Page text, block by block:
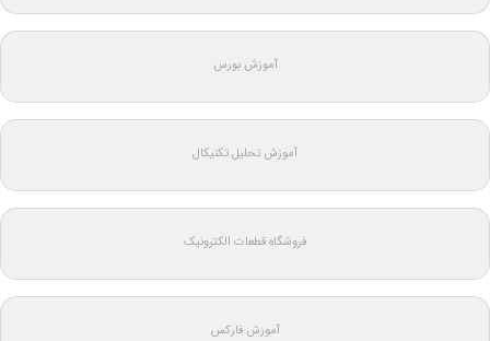
آموزش بورس
آموزش تحلیل تکنیکال
فروشگاه قطعات الکترونیک
آموزش فارکس